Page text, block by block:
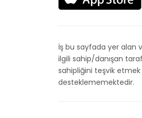
İş bu sayfada yer alan
ilgili sahip/danışan
sahipliğini teşvik
desteklememektedir.